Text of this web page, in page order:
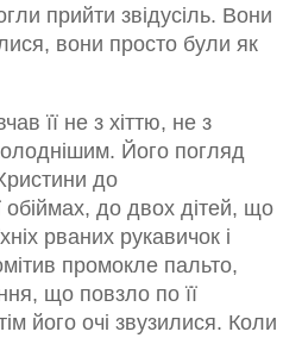
прийти звідусіль. Вони
вони просто були як
її не з хіттю, не з
Його погляд
до
обіймах, до двох дітей, що
рваних рукавичок і
промокле пальто,
що повзло по її
його очі звузилися. Коли